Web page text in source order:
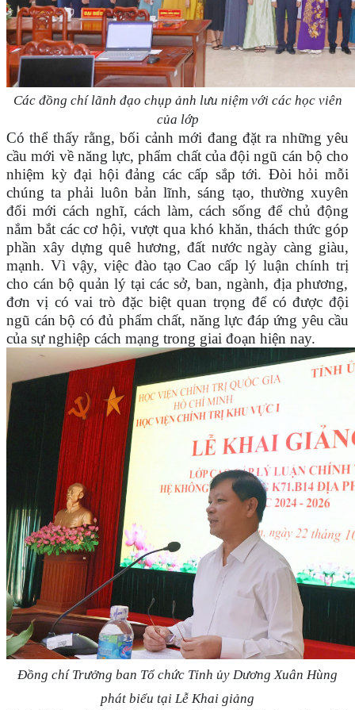
Các đồng chí lãnh đạo chụp ảnh lưu niệm với các học viên
của lớp
Có thể thấyrằng, bối cảnh mới đang đặt ra những yêu
cầu mới về năng lực, phẩm chất của đội ngũ cán bộ cho
nhiệm kỳ đại hộiđảng các cấp sắp tới. Đòi hỏi mỗi
chúng ta phải luôn bản lĩnh, sáng tạo, thường xuyên
đổi mới cách nghĩ, cách làm, cách sống để chủ động
nắm bắt các cơ hội, vượt qua khó khăn, thách thức góp
phần xây dựng quê hương, đất nước ngày càng giàu,
mạnh. Vì vậy, việc đào tạo Cao cấp lý luận chính trị
cho cán bộ quản lý tại các sở, ban, ngành, địa phương,
đơn vị có vai trò đặc biệt quan trọng đểcó được đội
ngũ cán bộ có đủ phẩm chất, năng lực đáp ứng yêu cầu
của sự nghiệp cách mạng trong giai đoạn hiện nay.
Đồng chí Trưởng ban Tổ chức Tỉnh ủy Dương Xuân Hùng
phát biểu tại Lễ Khai giảng